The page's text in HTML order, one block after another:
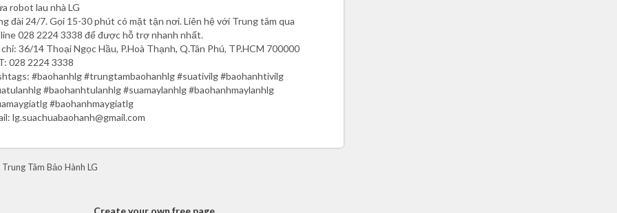
robot lau nhà LG
đài 24/7. Gọi 15-30 phút có mặt tận nơi. Liên hệ với Trung tâm qua
028 2224 3338 để được hỗ trợ nhanh nhất.
36/14 Thoại Ngọc Hầu, P.Hoà Thạnh, Q.Tân Phú, TP.HCM 700000
028 2224 3338
#baohanhlg #trungtambaohanhlg #suativilg #baohanhtivilg
#baohanhtulanhlg #suamaylanhlg #baohanhmaylanhlg
#baohanhmaygiatlg
lg.suachuabaohanh@gmail.com
Tâm Bảo Hành LG
Create your own free page